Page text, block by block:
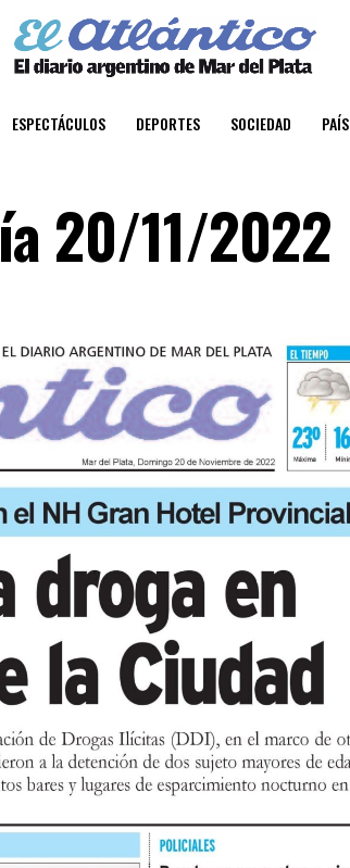
ESPECTÁCULOS DEPORTES SOCIEDAD PAÍS
20/11/2022